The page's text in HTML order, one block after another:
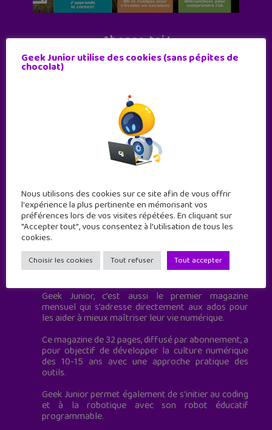
Abonne-toi !
11 numéros par an
JE M'ABONNE !
Geek Junior est le premier site de culture numérique
à destination des adolescents.
Geek Junior, c’est aussi le premier magazine
mensuel qui s’adresse directement aux ados pour
les aider à mieux maîtriser leur vie numérique.
Ce magazine de 32 pages, diffusé par abonnement, a
pour objectif de développer la culture numérique
des 10-15 ans avec une approche pratique des
outils.
Geek Junior permet également de s'initier au coding
et à la robotique avec son robot éducatif
programmable.
Geek Junior utilise des cookies (sans pépites de
chocolat)
Nous utilisons des cookies sur ce site afin de vous offrir
l'expérience la plus pertinente en mémorisant vos
préférences lors de vos visites répétées. En cliquant sur
"Accepter tout", vous consentez à l'utilisation de tous les
cookies.
Choisir les cookies Tout refuser Tout accepter